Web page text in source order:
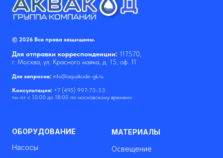
© 2026 Все права защищены.
Для отправки корреспонденции: 117570,
г. Москва, ул. Красного маяка, д. 15, оф. 11
Для запросов: info@aquakode-gk.ru
Консультация: +7 (495) 997-73-53
пн-пт с 10:00 до 18:00 по московскому времени
ОБОРУДОВАНИЕ
Насосы
МАТЕРИАЛЫ
Освещение